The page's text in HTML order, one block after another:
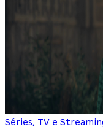
Séries, TV e